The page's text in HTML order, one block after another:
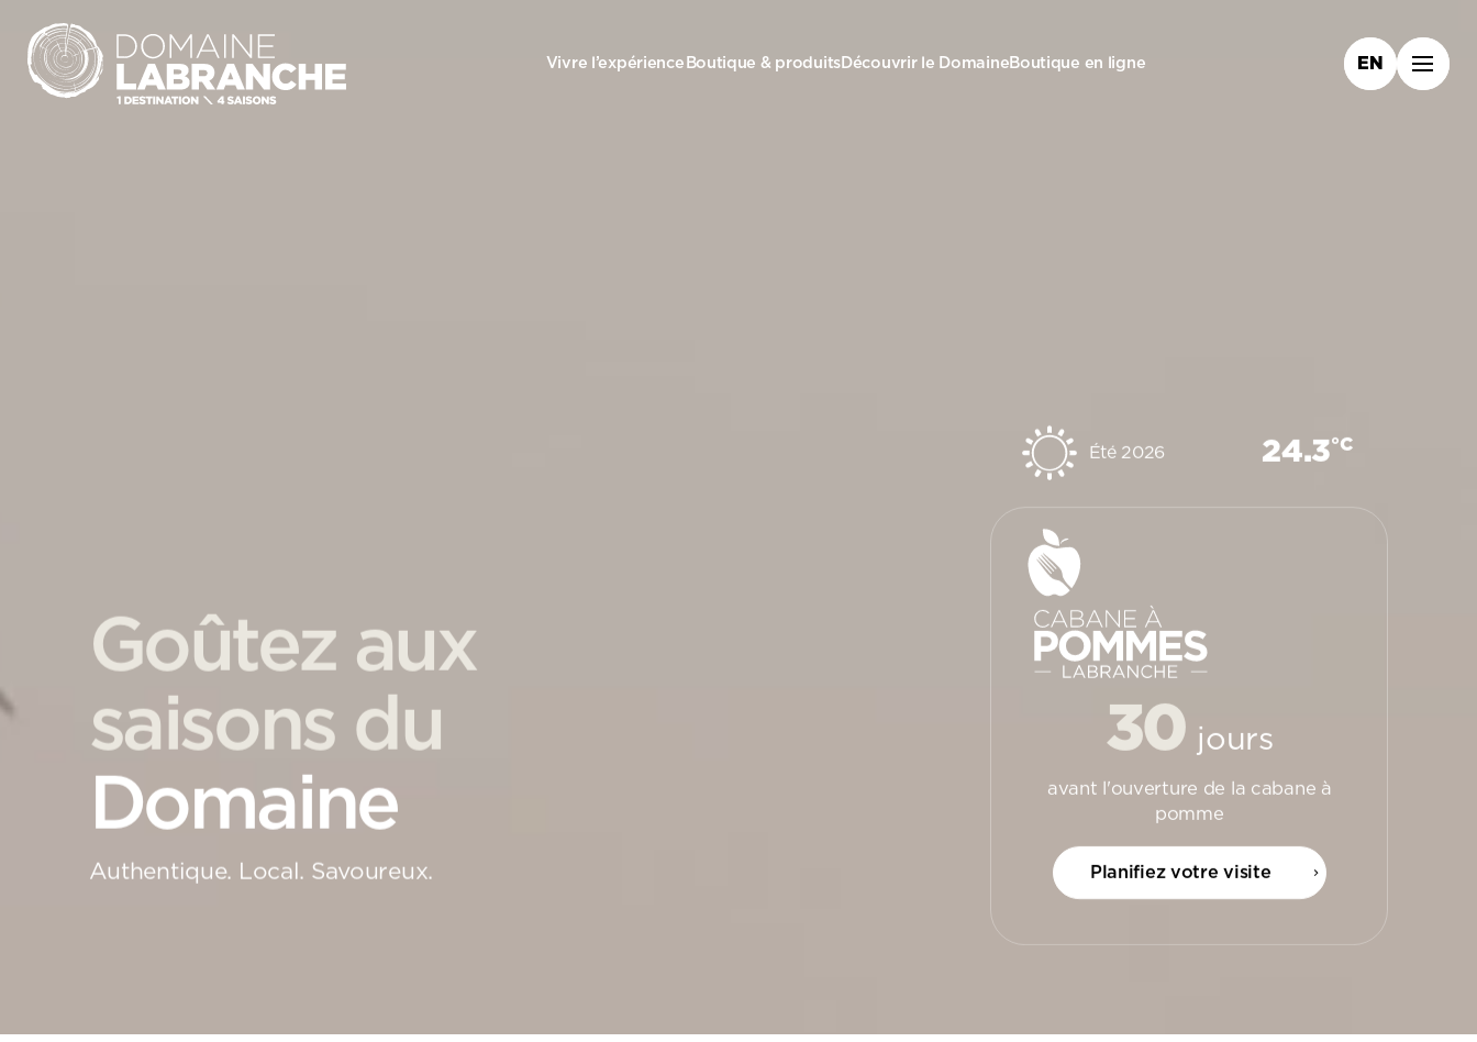
Vivre l’expérience Boutique & produits Découvrir le Domaine Boutique en ligne EN
Goûtez aux
saisons du
Domaine
Authentique. Local. Savoureux.
Été 2026 24.3°C
30 jours
avant l'ouverture de la cabane à
pomme
Planifiez votre visite